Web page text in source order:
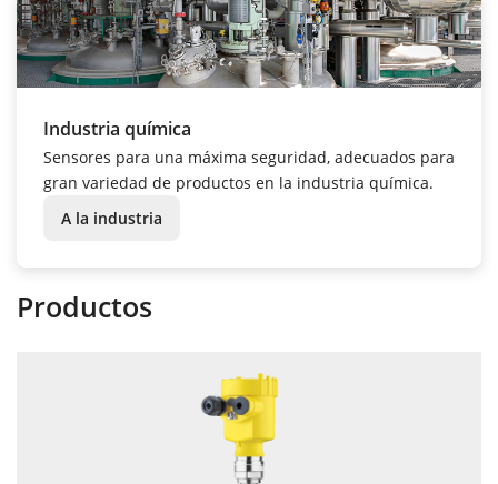
Industria química
Sensores para una máxima seguridad, adecuados para
gran variedad de productos en la industria química.
A la industria
Productos